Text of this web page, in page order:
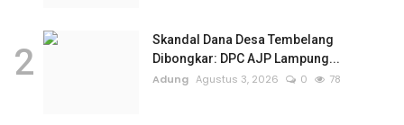
2
Skandal Dana Desa Tembelang
Dibongkar: DPC AJP Lampung...
Adung Agustus 3, 2026 0 78